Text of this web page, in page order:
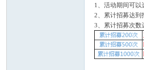
1、活动期间可
2、累计招募达
3、累计招募次数